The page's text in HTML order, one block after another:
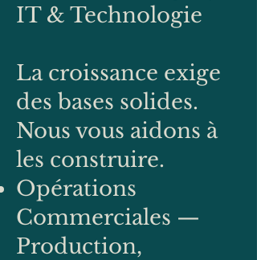
IT & Technologie
La croissance exige
des bases solides.
Nous vous aidons à
les construire.
Opérations
Commerciales —
Production,